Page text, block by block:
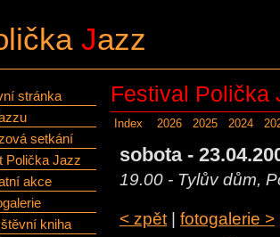
Jazz
stránka
setkání
Polička Jazz
akce
kniha
Festival Polička
Index 2026 2025 2024
sobota -
19.00 - Tylův dům,
< zpět| fotogalerie >